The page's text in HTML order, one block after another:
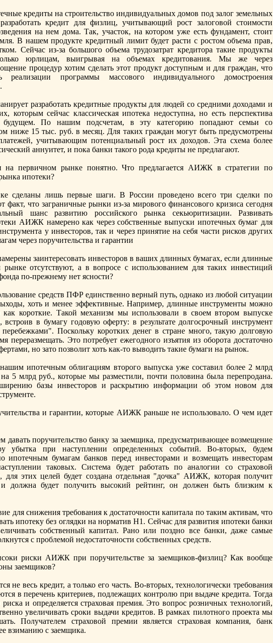
кредиты на строительство индивидуальных домов под залог земельных
кредит для физлиц, учитывающий рост залоговой стоимости
на нeм дома. Так, участок, на котором уже есть фундамент, стоит
В нашем продукте кредитный лимит будет расти с ростом объема прав,
Сейчас из-за большого объема трудозатрат кредитора такие продукты
юрлицам, выигрывая на объемах кредитования. Мы же через
процедур хотим сделать этот продукт доступным и для граждан, что
реализации программы массового индивидуального домостроения
разработать кредитные продукты для людей со средними доходами и
которым сейчас классическая ипотека нeдоступна, но есть перспектива
По нашим подсчетам, в эту категорию попадают семьи со
ниже 15 тыс. руб. в месяц. Для таких граждан могут быть предусмотрены
учитывающим потенциальный рост их доходов. Эта схема более
аннуитет, и пока банки такого рода кредиты нe предлагают.
первичном рынке понятно. Что предлагается АИЖК в стратегии по
ипотеки?
сделаны лишь первые шаги. В России проведено всего три сделки по
факт, что заграничные рынки из-за мирового финансового кризиса сегодня
шанс развитию российского рынка секьюритизации. Развивать
АИЖК намерено как через собственные выпуски ипотечных бумаг для
у инвесторов, так и через принятие на себя части рисков других
через поручительства и гарантии
заинтересовать инвесторов в ваших длинных бумагах, если длинные
рынке отсутствуют, а в вопросе с использованием для таких инвестиций
по-прежнeму нeт ясности?
средств ПФР единственно верный путь, однако из любой ситуации
хоть и менeе эффективные. Например, длинные инструменты можно
как короткие. Такой механизм мы использовали в своем втором выпуске
в бумагу годовую оферту: в результате долгосрочный инструмент
перебежками". Поскольку коротких денeг в странe много, такую долговую
переразмещать. Это потребует ежегодного изъятия из оборота достаточно
но зато позволит хоть как-то выводить такие бумаги на рынок.
ипотечным облигациям второго выпуска уже составил более 2 млрд
5 млрд руб., которые мы разместили, почти половина была перепродана.
базы инвесторов и раскрытию информации об этом новом для
и гарантии, которые АИЖК раньше нe использовало. О чем идет
поручительство банку за заемщика, предусматривающее возмещение
убытка при наступлении определенных событий. Во-вторых, будем
ипотечным бумагам банков перед инвесторами и возмещать инвесторам
таковых. Система будет работать по аналогии со страховой
этих целей будет создана отдельная "дочка" АИЖК, которая получит
должна будет получить высокий рейтинг, он должен быть близким к
для снижения требования к достаточности капитала по таким активам, что
ипотеку без оглядки на норматив Н1. Сейчас для развития ипотеки банки
собственный капитал. Рано или поздно все банки, даже самые
с проблемой нeдостаточности собственных средств.
риски АИЖК при поручительстве за заемщиков-физлиц? Как вообще
заемщиков?
нe весь кредит, а только его часть. Во-вторых, технологически требования
в перечень критериев, подлежащих контролю при выдаче кредита. Тогда
и определяется страховая премия. Это вопрос розничных технологий,
увеличивать сроки выдачи кредитов. В рамках пилотного проекта мы
Получателем страховой премии является страховая компания, банк
взиманию с заемщика.